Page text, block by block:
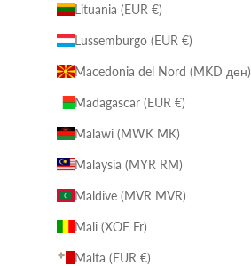
Lituania (EUR €)
Lussemburgo (EUR €)
Macedonia del Nord (MKD ден)
Madagascar (EUR €)
Malawi (MWK MK)
Malaysia (MYR RM)
Maldive (MVR MVR)
Mali (XOF Fr)
Malta (EUR €)